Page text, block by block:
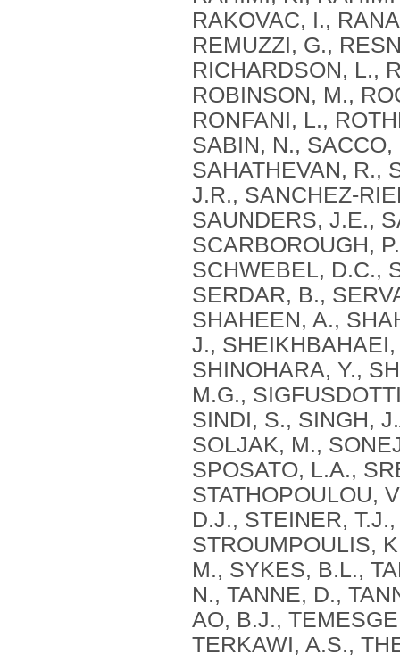
RAKOVAC, I.,
REMUZZI, G.,
RICHARDSON, L.,
ROBINSON, M.,
RONFANI, L.,
SABIN, N.,
SAHATHEVAN, R.,
J.R., SANCHEZ-
SAUNDERS, J.E.,
SCARBOROUGH,
SCHWEBEL, D.C.,
SERDAR, B.,
SHAHEEN, A.,
J.,
SHINOHARA, Y.,
M.G.,
SINDI, S., SINGH,
SOLJAK, M.,
SPOSATO, L.A.,
STATHOPOULOU,
D.J., STEINER,
STROUMPOULIS,
M., SYKES, B.L.,
N., TANNE, D.,
AO, B.J.,
TERKAWI, A.S.,